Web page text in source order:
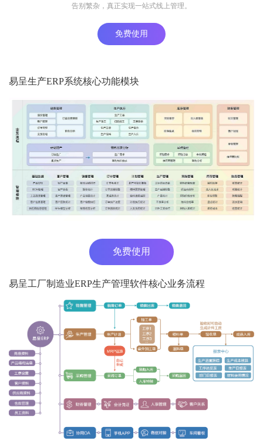
告别繁杂，真正实现一站式线上管理。
免费使用
易呈生产ERP系统核心功能模块
免费使用
易呈工厂制造业ERP生产管理软件核心业务流程